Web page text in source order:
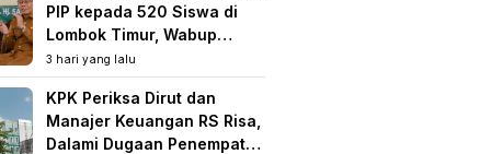
PIP kepada 520 Siswa di
Lombok Timur, Wabup
Tekankan Pentingnya
Pendidikan dan
Pencegahan Perkawinan
Anak
3 hari yang lalu
KPK Periksa Dirut dan
Manajer Keuangan RS Risa,
Dalami Dugaan Penempatan